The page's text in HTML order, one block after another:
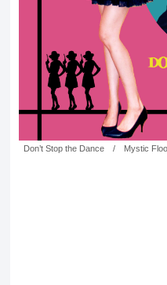
Don’t Stop the Dance / Mystic